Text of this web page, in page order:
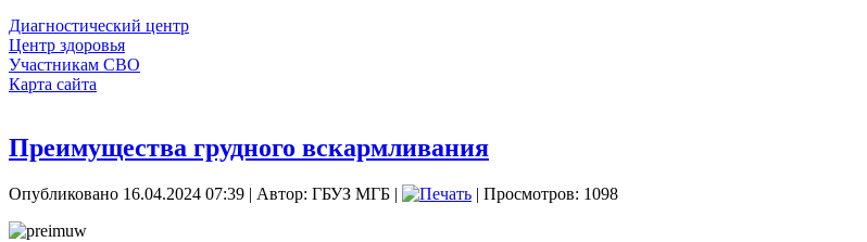
Диагностический центр
Центр здоровья
Участникам СВО
Карта сайта
Преимущества грудного вскармливания
Опубликовано 16.04.2024 07:39 | Автор: ГБУЗ МГБ | | Просмотров: 1098